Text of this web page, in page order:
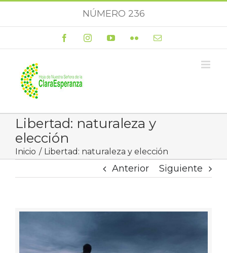
NÚMERO 236
FacebookInstagramYouTubeFlickr Correo
Libertad: naturaleza y
elección
Inicio Libertad: naturaleza y elección
Anterior Siguiente